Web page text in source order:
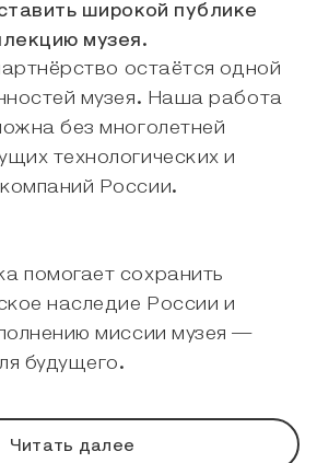
широкой публике
музея.
остаётся одной
музея. Наша работа
без многолетней
технологических и
России.
помогает сохранить
наследие России и
миссии музея —
будущего.
Читать далее